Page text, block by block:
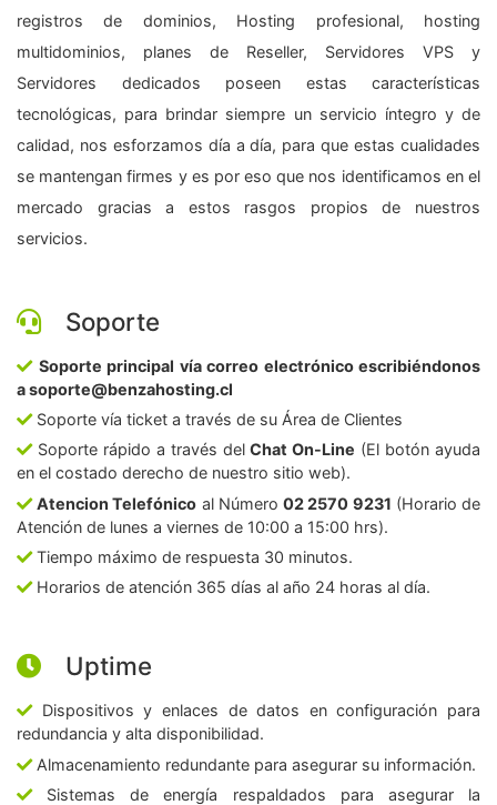
registros de dominios, Hosting profesional, hosting
multidominios, planes de Reseller, Servidores VPS y
Servidores dedicados poseen estas características
tecnológicas, para brindar siempre un servicio íntegro y de
calidad, nos esforzamos día a día, para que estas cualidades
se mantengan firmes y es por eso que nos identificamos en el
mercado gracias a estos rasgos propios de nuestros
servicios.
Soporte
Soporte principal vía correo electrónico escribiéndonos
a soporte@benzahosting.cl
Soporte vía ticket a través de su Área de Clientes
Soporte rápido a través delChat On-Line (El botón ayuda
en el costado derecho de nuestro sitio web).
Atencion Telefónico al Número02 2570 9231 (Horario de
Atención de lunes a viernes de 10:00 a 15:00 hrs).
Tiempo máximo de respuesta 30 minutos.
Horarios de atención 365 días al año 24 horas al día.
Uptime
Dispositivos y enlaces de datos en configuración para
redundancia y alta disponibilidad.
Almacenamiento redundante para asegurar su información.
Sistemas de energía respaldados para asegurar la